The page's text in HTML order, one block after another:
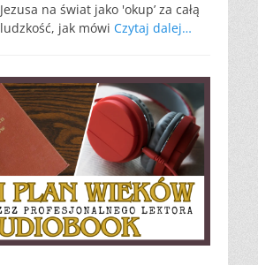
Jezusa na świat jako 'okup’ za całą
ludzkość, jak mówi Czytaj dalej…